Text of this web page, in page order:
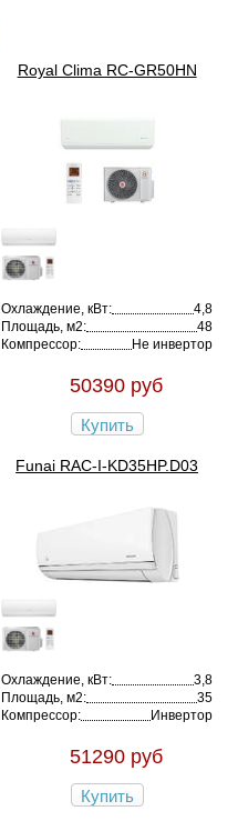
Royal Clima RC-GR50HN
Охлаждение, кВт:
4,8
Площадь, м2:
48
Компрессор:
Не инвертор
50390 руб
Купить
Funai RAC-I-KD35HP.D03
Охлаждение, кВт:
3,8
Площадь, м2:
35
Компрессор:
Инвертор
51290 руб
Купить